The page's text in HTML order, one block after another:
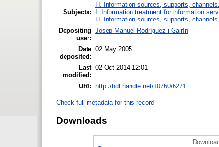
Subjects:
H. Information sources, supports, channels.
I. Information treatment for information
H. Information sources, supports, channels.
Depositing
user:
Josep Manuel Rodríguez i Gairín
Date
deposited:
02 May 2005
Last
modified:
02 Oct 2014 12:01
URI: http://hdl.handle.net/10760/6271
Check full metadata for this record
Downloads